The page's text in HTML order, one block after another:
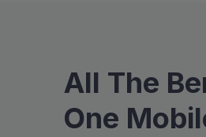
All The
One